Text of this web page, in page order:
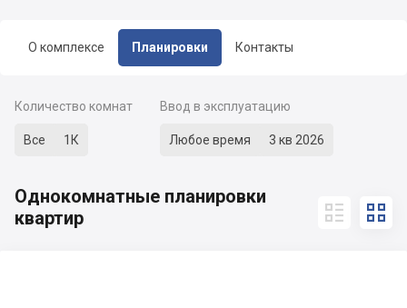
О комплексе Планировки Контакты
Количество комнат
Все 1К
Ввод в эксплуатацию
Любое время 3 кв 2026
Однокомнатные планировки
квартир
 